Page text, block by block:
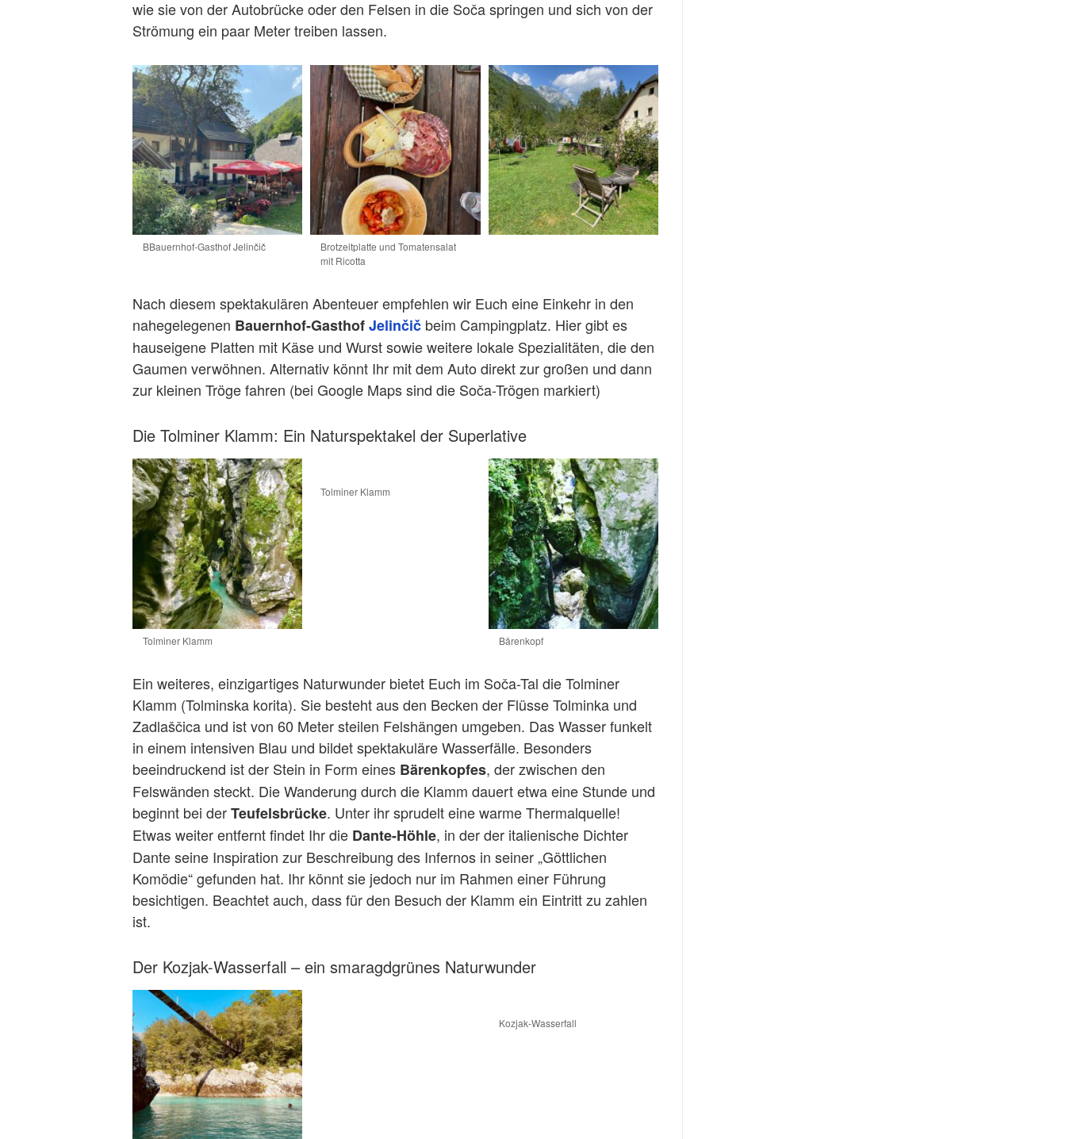
wie sie von der Autobrücke oder den Felsen in die Soča springen und sich von der
Strömung ein paar Meter treiben lassen.
BBauernhof-Gasthof Jelinčič
Brotzeitplatte und Tomatensalat
mit Ricotta
Nach diesem spektakulären Abenteuer empfehlen wir Euch eine Einkehr in den
nahegelegenen Bauernhof-GasthofJelinčič beim Campingplatz. Hier gibt es
hauseigene Platten mit Käse und Wurst sowie weitere lokale Spezialitäten, die den
Gaumen verwöhnen. Alternativ könnt Ihr mit dem Auto direkt zur großen und dann
zur kleinen Tröge fahren (bei Google Maps sind die Soča-Trögen markiert)
Die Tolminer Klamm: Ein Naturspektakel der Superlative
Tolminer Klamm
Tolminer Klamm
Bärenkopf
Ein weiteres, einzigartiges Naturwunder bietet Euch im Soča-Tal die Tolminer
Klamm (Tolminska korita). Sie besteht aus den Becken der Flüsse Tolminka und
Zadlaščica und ist von 60 Meter steilen Felshängen umgeben. Das Wasser funkelt
in einem intensiven Blau und bildet spektakuläre Wasserfälle. Besonders
beeindruckend ist der Stein in Form eines Bärenkopfes, der zwischen den
Felswänden steckt. Die Wanderung durch die Klamm dauert etwa eine Stunde und
beginnt bei derTeufelsbrücke. Unter ihr sprudelt eine warme Thermalquelle!
Etwas weiter entfernt findet Ihr die Dante-Höhle, in der der italienische Dichter
Dante seine Inspiration zur Beschreibung des Infernos in seiner „Göttlichen
Komödie“ gefunden hat. Ihr könnt sie jedoch nur im Rahmen einer Führung
besichtigen. Beachtet auch, dass für den Besuch der Klamm ein Eintritt zu zahlen
ist.
Der Kozjak-Wasserfall – ein smaragdgrünes Naturwunder
Kozjak-Wasserfall